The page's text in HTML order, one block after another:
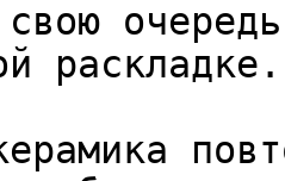
раскладке.